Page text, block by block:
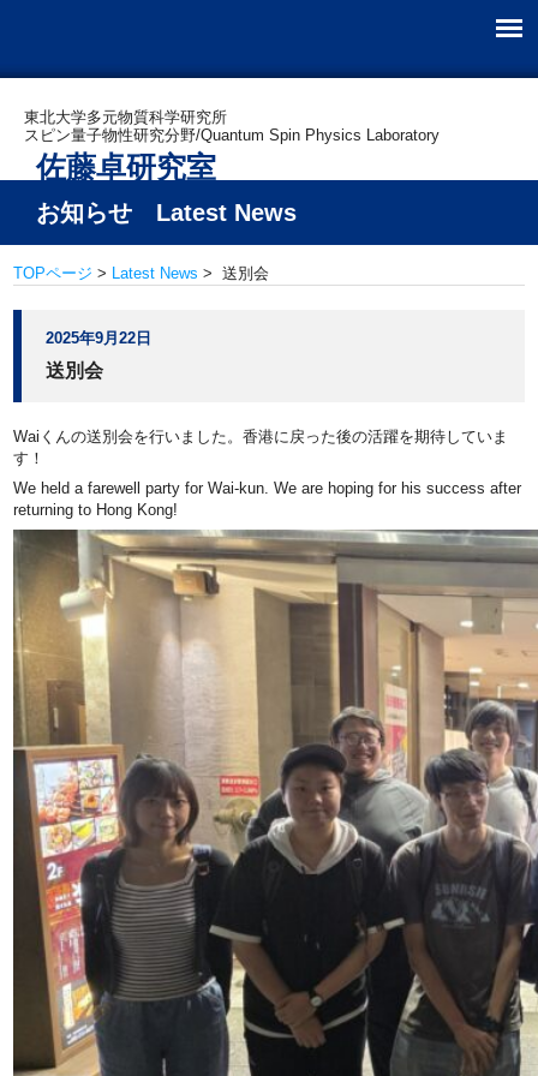
東北大学多元物質科学研究所
スピン量子物性研究分野/Quantum Spin Physics Laboratory
佐藤卓研究室
お知らせ Latest News
TOPページ > Latest News > 送別会
2025年9月22日
送別会
Waiくんの送別会を行いました。香港に戻った後の活躍を期待していま
す！
We held a farewell party for Wai-kun. We are hoping for his success after
returning to Hong Kong!